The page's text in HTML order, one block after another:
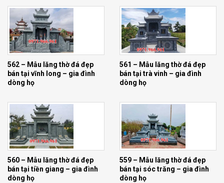
562 – Mẫu lăng thờ đá đẹp
bán tại vĩnh long – gia đình
dòng họ
561 – Mẫu lăng thờ đá đẹp
bán tại trà vinh – gia đình
dòng họ
560 – Mẫu lăng thờ đá đẹp
bán tại tiền giang – gia đình
dòng họ
559 – Mẫu lăng thờ đá đẹp
bán tại sóc trăng – gia đình
dòng họ